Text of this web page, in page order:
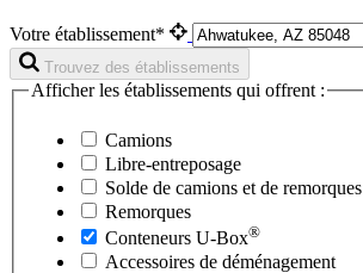
Votre établissement*
Trouvez des établissements
Afficher les établissements qui offrent :
Camions
Libre-entreposage
Solde de camions et de remorques
Remorques
Conteneurs U-Box®
Accessoires de déménagement